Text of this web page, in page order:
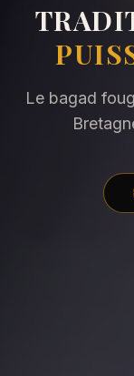
Le bagad